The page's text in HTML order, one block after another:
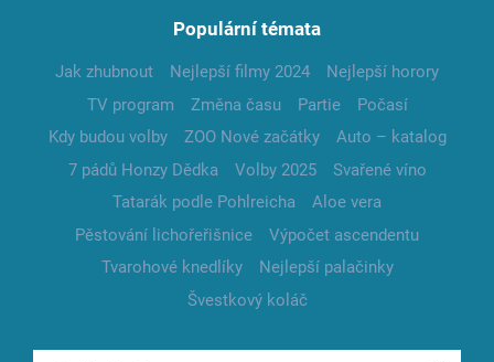
Populární témata
Jak zhubnout Nejlepší filmy 2024
Nejlepší horory
TV program
Změna času Partie
Počasí
Kdy budou volby
ZOO Nové začátky
Auto – katalog
7 pádů Honzy Dědka
Volby 2025
Svařené víno
Tatarák podle Pohlreicha
Aloe vera
Pěstování lichořeřišnice
Výpočet ascendentu
Tvarohové knedlíky
Nejlepší palačinky
Švestkový koláč